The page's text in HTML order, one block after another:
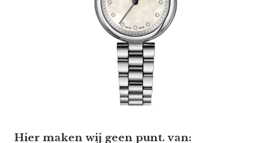
Hier maken wij geen punt. van: